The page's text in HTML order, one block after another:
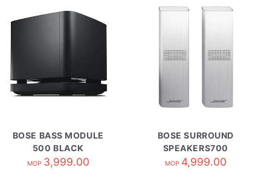
BOSE BASS MODULE
500 BLACK
MOP 3,999.00
BOSE SURROUND
SPEAKERS700
WHITE
MOP 4,999.00